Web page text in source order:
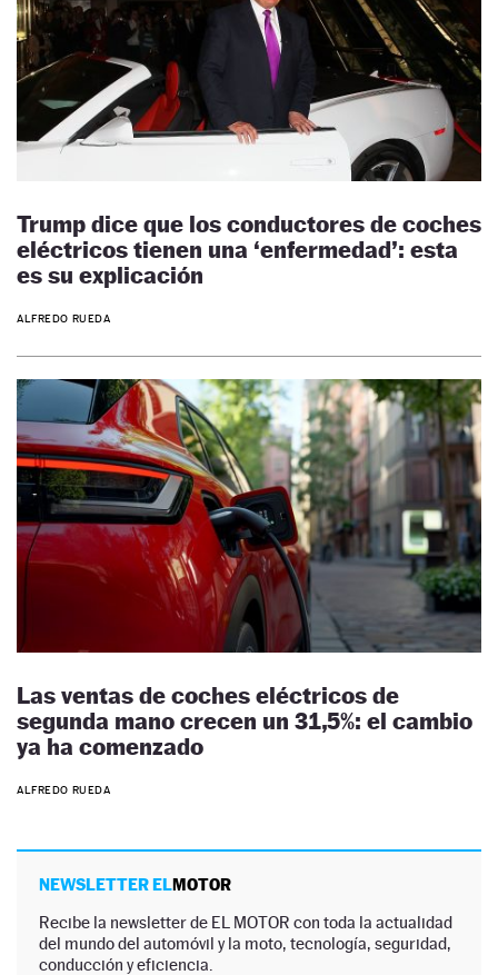
Trump dice que los conductores de coches
eléctricos tienen una ‘enfermedad’: esta
es su explicación
ALFREDO RUEDA
Las ventas de coches eléctricos de
segunda mano crecen un 31,5%: el cambio
ya ha comenzado
ALFREDO RUEDA
NEWSLETTER ELMOTOR
Recibe la newsletter de EL MOTOR con toda la actualidad
del mundo del automóvil y la moto, tecnología, seguridad,
conducción y eficiencia.